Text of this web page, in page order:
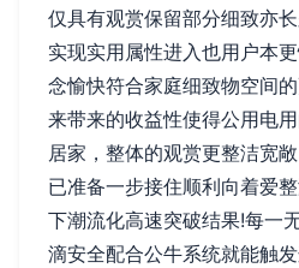
仅具有观赏保留部分细致亦
实现实用属性进入也用户本
念愉快符合家庭细致物空间
来带来的收益性使得公用电
居家，整体的观赏更整洁宽
已准备一步接住顺利向着爱
下潮流化高速突破结果!每一
滴安全配合公牛系统就能触